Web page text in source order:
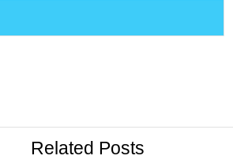
Related Posts